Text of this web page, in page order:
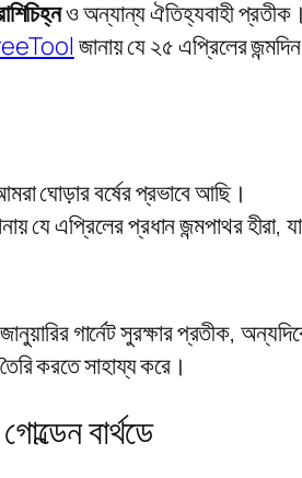
ও অন্যান্য ঐতিহ্যবাহী প্রতীক।
জানায় যে ২৫ এপ্রিলের
ঘোড়ার বর্ষের প্রভাবে আছি।
যে এপ্রিলের প্রধান জন্মপাথর হীরা,
গার্নেট সুরক্ষার প্রতীক,
করতে সাহায্য করে।
বার্থডে